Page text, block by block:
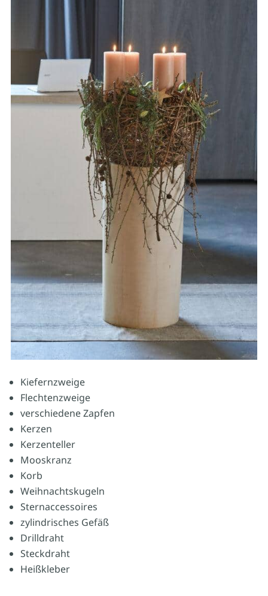
Kiefernzweige
Flechtenzweige
verschiedene Zapfen
Kerzen
Kerzenteller
Mooskranz
Korb
Weihnachtskugeln
Sternaccessoires
zylindrisches Gefäß
Drilldraht
Steckdraht
Heißkleber